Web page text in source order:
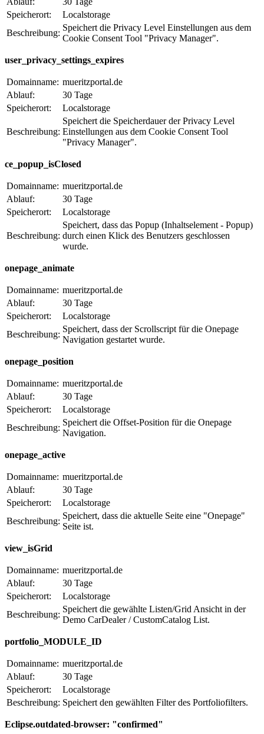
Speicherort:
Localstorage
Beschreibung:
Speichert die Privacy Level Einstellungen aus dem
Cookie Consent Tool "Privacy Manager".
user_privacy_settings_expires
Domainname: mueritzportal.de
Ablauf:
30 Tage
Speicherort:
Localstorage
Beschreibung:
Speichert die Speicherdauer der Privacy Level
Einstellungen aus dem Cookie Consent Tool
"Privacy Manager".
ce_popup_isClosed
Domainname: mueritzportal.de
Ablauf:
30 Tage
Speicherort:
Localstorage
Beschreibung:
Speichert, dass das Popup (Inhaltselement - Popup)
durch einen Klick des Benutzers geschlossen
wurde.
onepage_animate
Domainname: mueritzportal.de
Ablauf:
30 Tage
Speicherort:
Localstorage
Beschreibung:
Speichert, dass der Scrollscript für die Onepage
Navigation gestartet wurde.
onepage_position
Domainname: mueritzportal.de
Ablauf:
30 Tage
Speicherort:
Localstorage
Beschreibung:
Speichert die Offset-Position für die Onepage
Navigation.
onepage_active
Domainname: mueritzportal.de
Ablauf:
30 Tage
Speicherort:
Localstorage
Beschreibung:
Speichert, dass die aktuelle Seite eine "Onepage"
Seite ist.
view_isGrid
Domainname: mueritzportal.de
Ablauf:
30 Tage
Speicherort:
Localstorage
Beschreibung:
Speichert die gewählte Listen/Grid Ansicht in der
Demo CarDealer / CustomCatalog List.
portfolio_MODULE_ID
Domainname: mueritzportal.de
Ablauf:
30 Tage
Speicherort:
Localstorage
Beschreibung: Speichert den gewählten Filter des Portfoliofilters.
Eclipse.outdated-browser: "confirmed"